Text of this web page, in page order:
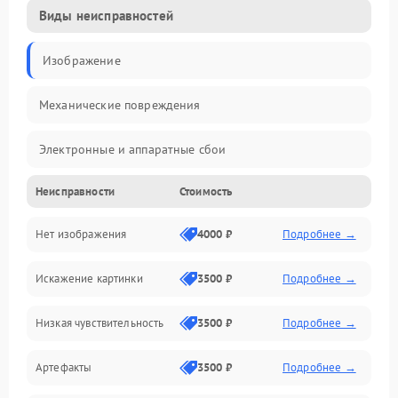
Виды неисправностей
Изображение
Механические повреждения
Электронные и аппаратные сбои
Неисправности сенсора и оптики
Программные ошибки
Электропитание
Измерения
Матрица
Неисправности Стоимость
Нет изображения 4000 ₽ Подробнее →
Искажение картинки 3500 ₽ Подробнее →
Низкая чувствительность 3500 ₽ Подробнее →
Артефакты 3500 ₽ Подробнее →